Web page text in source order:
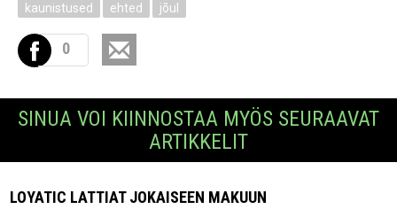
kaunistused ehted jõul
0
SINUA VOI KIINNOSTAA MYÖS SEURAAVAT
ARTIKKELIT
LOYATIC LATTIAT JOKAISEEN MAKUUN